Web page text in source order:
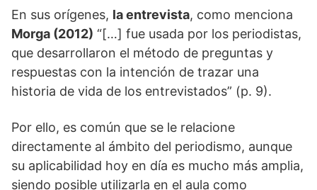
En sus orígenes, la entrevista, como menciona
Morga (2012) “[…] fue usada por los periodistas,
que desarrollaron el método de preguntas y
respuestas con la intención de trazar una
historia de vida de los entrevistados” (p. 9).
Por ello, es común que se le relacione
directamente al ámbito del periodismo, aunque
su aplicabilidad hoy en día es mucho más amplia,
siendo posible utilizarla en el aula como